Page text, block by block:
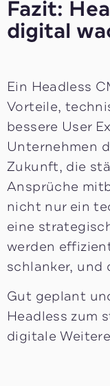
Fazit:
digital
Ein Headless
Vorteile,
bessere User
Unternehmen
Zukunft, die
Ansprüche
nicht nur ein
eine
werden
schlanker, und
Gut geplant
Headless zum
digitale